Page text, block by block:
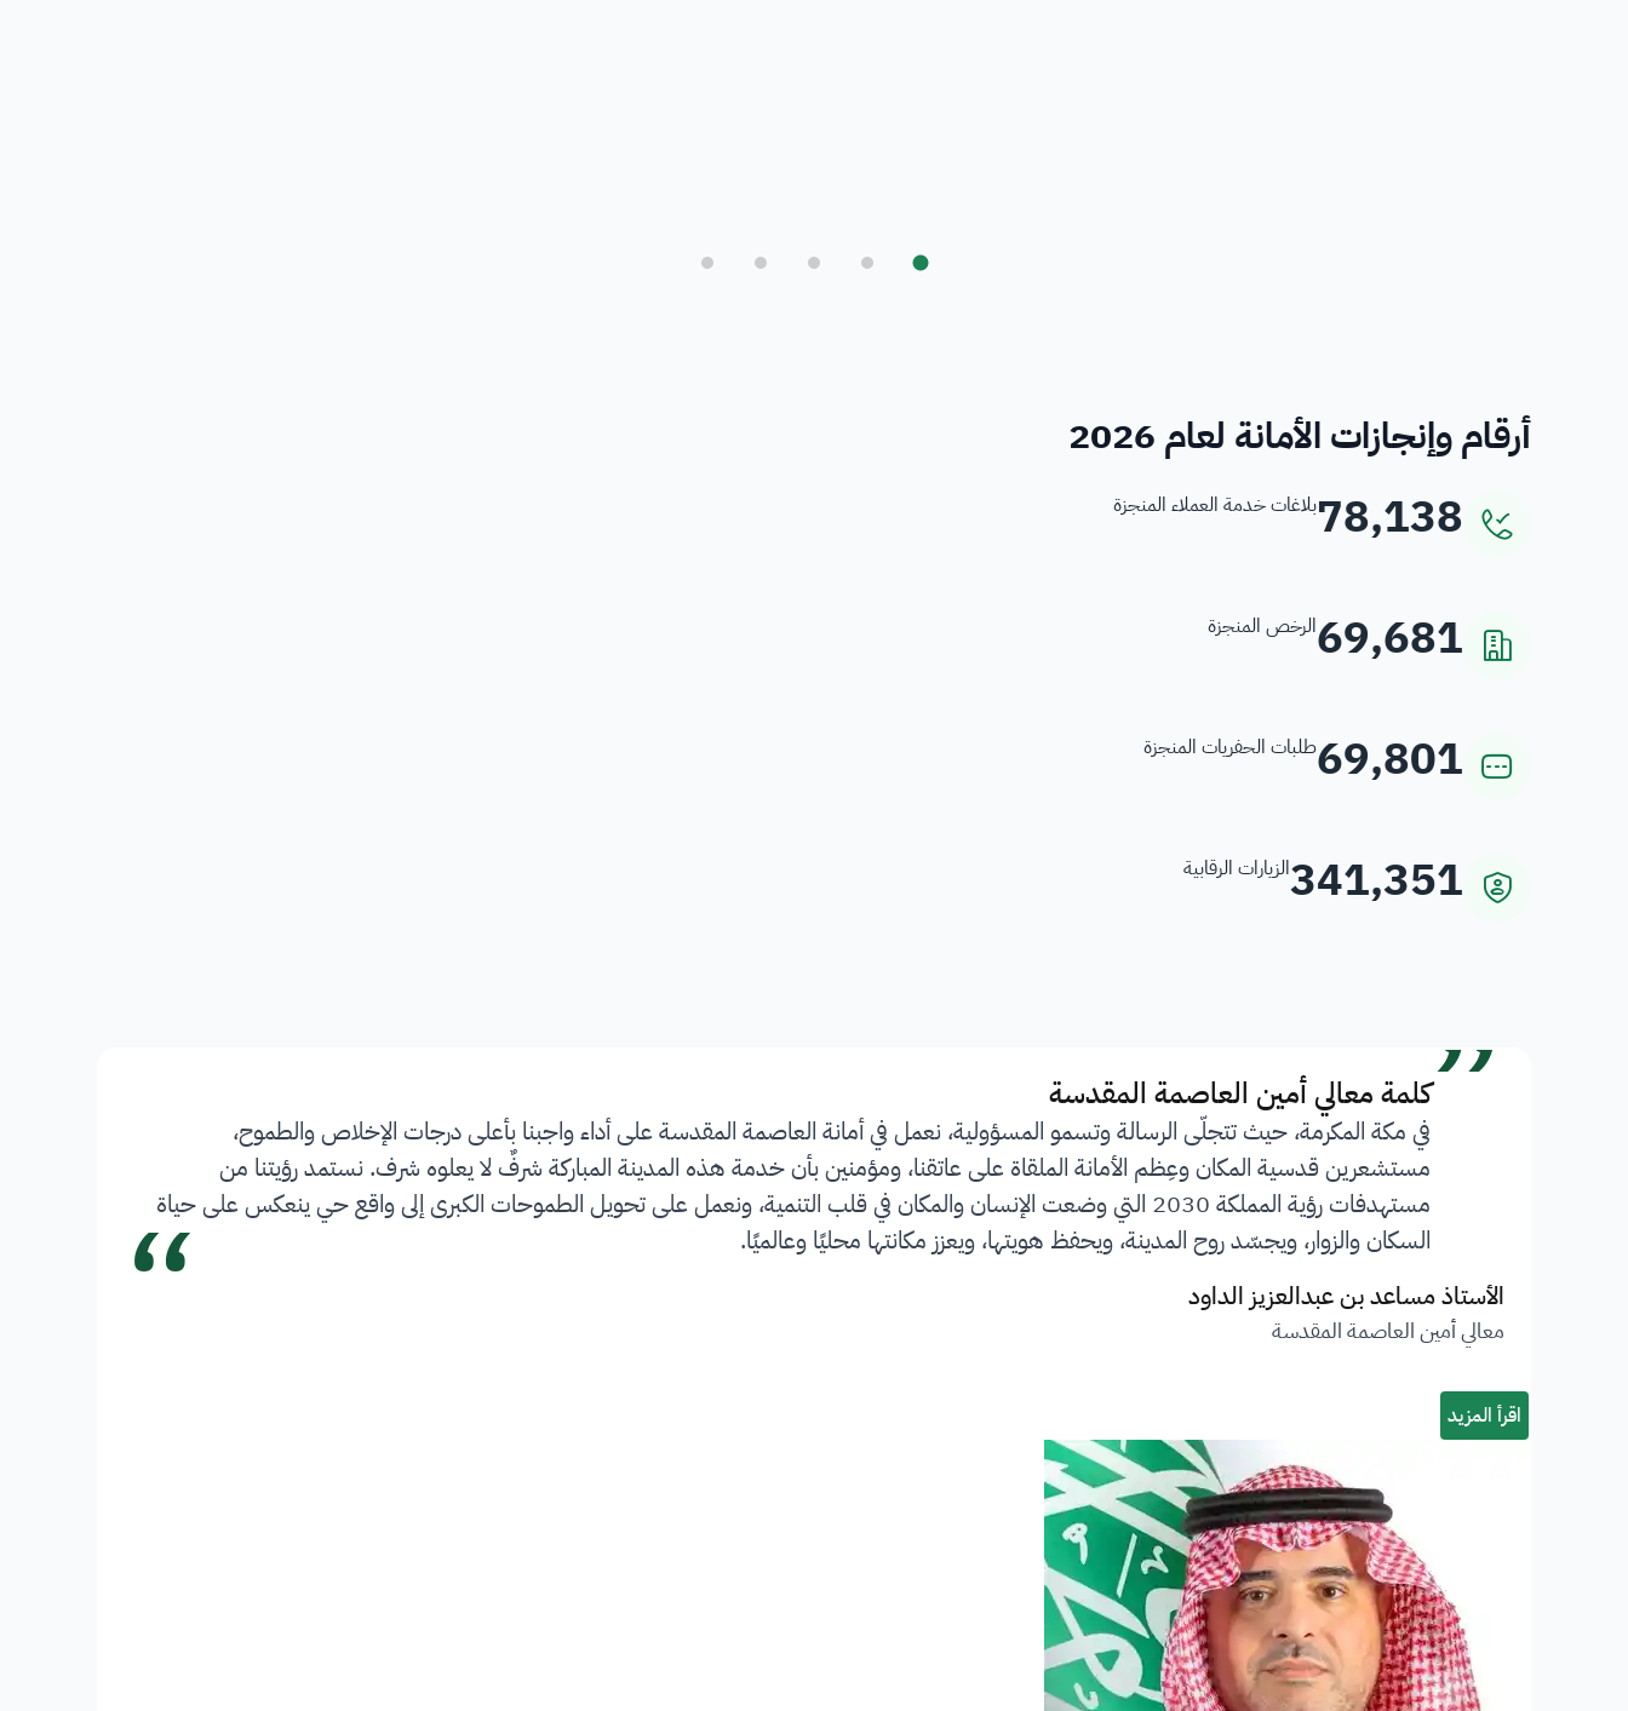
أرقام وإنجازات الأمانة لعام 2026
78,138بلاغات خدمة العملاء المنجزة
69,681الرخص المنجزة
69,801طلبات الحفريات المنجزة
341,351الزيارات الرقابية
”كلمة معالي أمين العاصمة المقدسة
في مكة المكرمة، حيث تتجلّى الرسالة وتسمو المسؤولية، نعمل في أمانة العاصمة المقدسة على أداء واجبنا بأعلى درجات الإخلاص والطموح،
مستشعرين قدسية المكان وعِظم الأمانة الملقاة على عاتقنا، ومؤمنين بأن خدمة هذه المدينة المباركة شرفٌ لا يعلوه شرف. نستمد رؤيتنا من
مستهدفات رؤية المملكة 2030 التي وضعت الإنسان والمكان في قلب التنمية، ونعمل على تحويل الطموحات الكبرى إلى واقع حي ينعكس على حياة
السكان والزوار، ويجسّد روح المدينة، ويحفظ هويتها، ويعزز مكانتها محليًا وعالميًا.
الأستاذ مساعد بن عبدالعزيز الداود
معالي أمين العاصمة المقدسة “